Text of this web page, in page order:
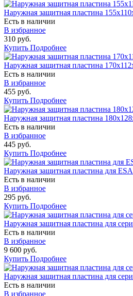
Наружная защитная пластина
Есть в наличии
В избранное
310 руб.
Купить Подробнее
Наружная защитная пластина
Есть в наличии
В избранное
455 руб.
Купить Подробнее
Наружная защитная пластина
Есть в наличии
В избранное
445 руб.
Купить Подробнее
Наружная защитная пластина для
Есть в наличии
В избранное
295 руб.
Купить Подробнее
Наружная защитная пластина для
Есть в наличии
В избранное
9 600 руб.
Купить Подробнее
Наружная защитная пластина для
Есть в наличии
В избранное